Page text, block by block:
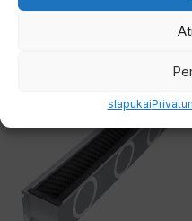
slapukai